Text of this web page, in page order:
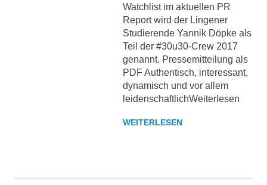
Watchlist im aktuellen PR
Report wird der Lingener
Studierende Yannik Döpke als
Teil der #30u30-Crew 2017
genannt. Pressemitteilung als
PDF Authentisch, interessant,
dynamisch und vor allem
leidenschaftlichWeiterlesen
WEITERLESEN